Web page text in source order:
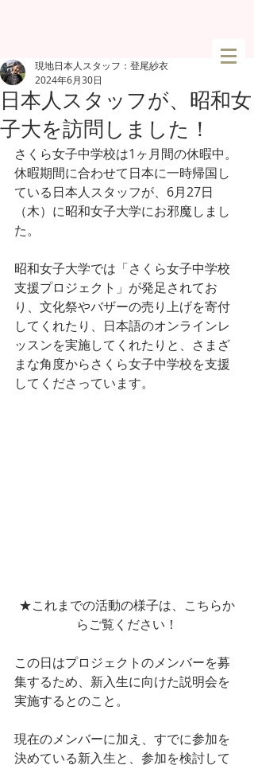
日本人スタッフが、昭和女
子大を訪問しました！
現地日本人スタッフ：登尾紗衣
2024年6月30日
さくら女子中学校は1ヶ月間の休暇中。
休暇期間に合わせて日本に一時帰国し
ている日本人スタッフが、6月27日
（木）に昭和女子大学にお邪魔しまし
た。
昭和女子大学では「さくら女子中学校
支援プロジェクト」が発足されてお
り、文化祭やバザーの売り上げを寄付
してくれたり、日本語のオンラインレ
ッスンを実施してくれたりと、さまざ
まな角度からさくら女子中学校を支援
してくださっています。
★これまでの活動の様子は、こちらか
らご覧ください！
この日はプロジェクトのメンバーを募
集するため、新入生に向けた説明会を
実施するとのこと。
現在のメンバーに加え、すでに参加を
決めている新入生と、参加を検討して